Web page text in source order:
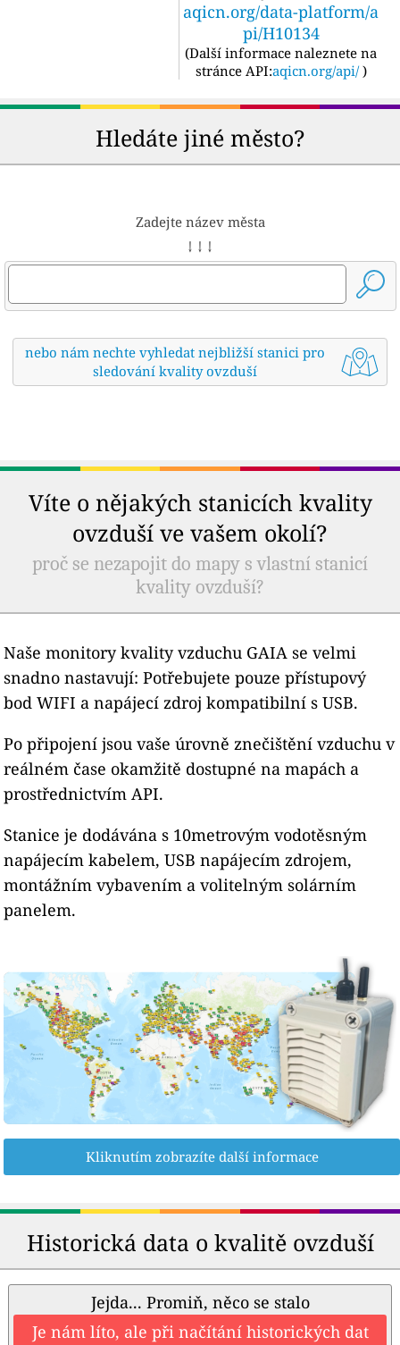
aqicn.org/data-platform/a
pi/H10134
(Další informace naleznete na
stránce API:aqicn.org/api/ )
Hledáte jiné město?
Zadejte název města
↓ ↓ ↓
nebo nám nechte vyhledat nejbližší stanici pro
sledování kvality ovzduší
Víte o nějakých stanicích kvality
ovzduší ve vašem okolí?
proč se nezapojit do mapy s vlastní stanicí
kvality ovzduší?
Naše monitory kvality vzduchu GAIA se velmi
snadno nastavují: Potřebujete pouze přístupový
bod WIFI a napájecí zdroj kompatibilní s USB.
Po připojení jsou vaše úrovně znečištění vzduchu v
reálném čase okamžitě dostupné na mapách a
prostřednictvím API.
Stanice je dodávána s 10metrovým vodotěsným
napájecím kabelem, USB napájecím zdrojem,
montážním vybavením a volitelným solárním
panelem.
Kliknutím zobrazíte další informace
Historická data o kvalitě ovzduší
Jejda... Promiň, něco se stalo
Je nám líto, ale při načítání historických dat